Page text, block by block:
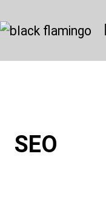
to
SEO